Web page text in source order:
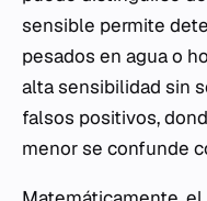
sensible permite
pesados en agua o
alta sensibilidad sin
falsos positivos,
menor se confunde